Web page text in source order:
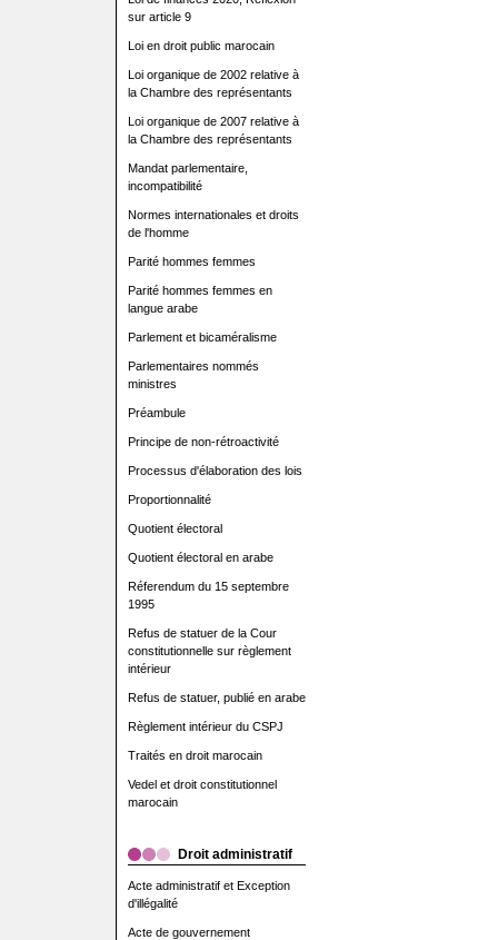
sur article 9
Loi en droit public marocain
Loi organique de 2002 relative à
la Chambre des représentants
Loi organique de 2007 relative à
la Chambre des représentants
Mandat parlementaire,
incompatibilité
Normes internationales et droits
de l'homme
Parité hommes femmes
Parité hommes femmes en
langue arabe
Parlement et bicaméralisme
Parlementaires nommés
ministres
Préambule
Principe de non-rétroactivité
Processus d'élaboration des lois
Proportionnalité
Quotient électoral
Quotient électoral en arabe
Réferendum du 15 septembre
1995
Refus de statuer de la Cour
constitutionnelle sur règlement
intérieur
Refus de statuer, publié en arabe
Règlement intérieur du CSPJ
Traités en droit marocain
Vedel et droit constitutionnel
marocain
Droit administratif
Acte administratif et Exception
d'illégalité
Acte de gouvernement